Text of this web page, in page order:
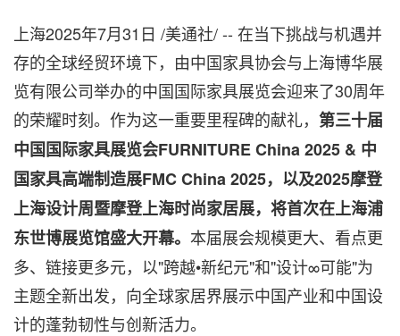
上海2025年7月31日 /美通社/ -- 在当下挑战与机遇并
存的全球经贸环境下，由中国家具协会与上海博华展
览有限公司举办的中国国际家具展览会迎来了30周年
的荣耀时刻。作为这一重要里程碑的献礼， 第三十届
中国国际家具展览会FURNITUREChina2025 & 中
国家具高端制造展FMC China 2025，以及2025摩登
上海设计周暨摩登上海时尚家居展，将首次在上海浦
东世博展览馆盛大开幕。 本届展会规模更大、看点更
多、链接更多元，以"跨越•新纪元"和"设计∞可能"为
主题全新出发，向全球家居界展示中国产业和中国设
计的蓬勃韧性与创新活力。